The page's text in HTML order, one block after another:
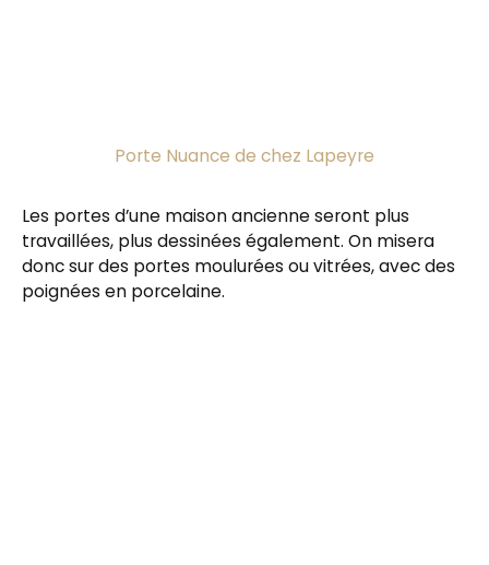
Porte Nuance de chez Lapeyre
Les portes d’une maison ancienne seront plus
travaillées, plus dessinées également. On misera
donc sur des portes moulurées ou vitrées, avec des
poignées en porcelaine.